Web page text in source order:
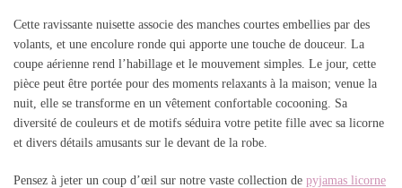
Cette ravissante nuisette associe des manches courtes embellies par des
volants, et une encolure ronde qui apporte une touche de douceur. La
coupe aérienne rend l’habillage et le mouvement simples. Le jour, cette
pièce peut être portée pour des moments relaxants à la maison; venue la
nuit, elle se transforme en un vêtement confortable cocooning. Sa
diversité de couleurs et de motifs séduira votre petite fille avec sa licorne
et divers détails amusants sur le devant de la robe.
Pensez à jeter un coup d’œil sur notre vaste collection de pyjamas licorne